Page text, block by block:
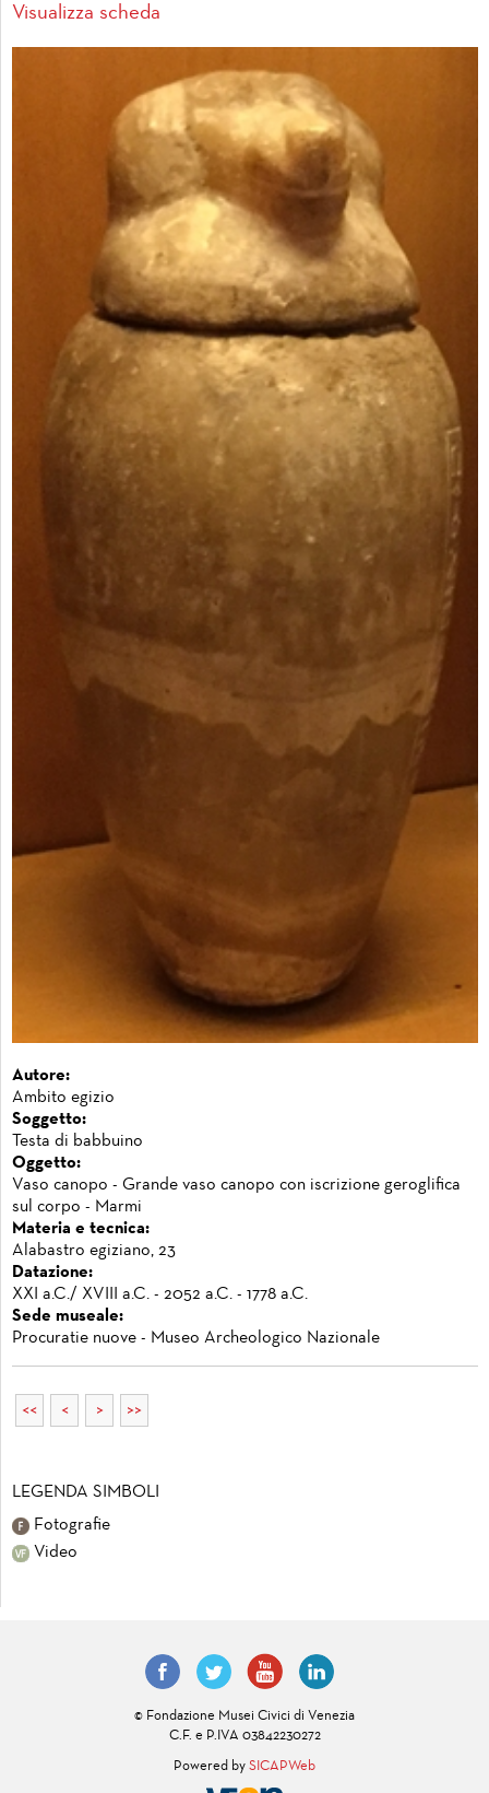
Visualizza scheda
Autore:
Ambito egizio
Soggetto:
Testa di babbuino
Oggetto:
Vaso canopo - Grande vaso canopo con iscrizione geroglifica
sul corpo - Marmi
Materia e tecnica:
Alabastro egiziano, 23
Datazione:
XXI a.C./ XVIII a.C. - 2052 a.C. - 1778 a.C.
Sede museale:
Procuratie nuove - Museo Archeologico Nazionale
<< < > >>
LEGENDA SIMBOLI
Fotografie
Video
© Fondazione Musei Civici di Venezia
C.F. e P.IVA 03842230272
Powered by SICAPWeb